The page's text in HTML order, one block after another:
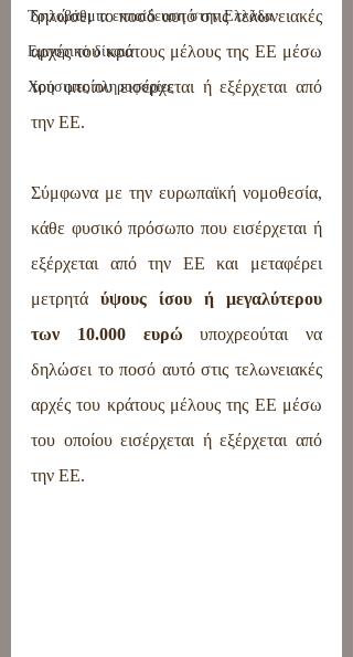
Τριτοβάθμια εκπαίδευση στην Ελλάδα
Εμπορικό δίκαιο
Χρήσιμες πληροφορίες
δηλώσει το ποσό αυτό στις τελωνειακές
αρχές του κράτους μέλους της ΕΕ μέσω
του οποίου εισέρχεται ή εξέρχεται από
την ΕΕ.
Σύμφωνα με την ευρωπαϊκή νομοθεσία,
κάθε φυσικό πρόσωπο που εισέρχεται ή
εξέρχεται από την ΕΕ και μεταφέρει
μετρητά ύψους ίσου ή μεγαλύτερου
των 10.000 ευρώ υποχρεούται να
δηλώσει το ποσό αυτό στις τελωνειακές
αρχές του κράτους μέλους της ΕΕ μέσω
του οποίου εισέρχεται ή εξέρχεται από
την ΕΕ.